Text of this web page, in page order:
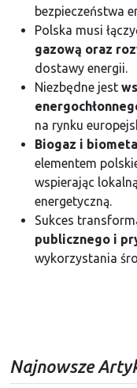
bezpieczeństwa
Polska musi
gazową oraz
dostawy energii.
Niezbędne jest
na rynku
Biogaz i
elementem
wspierając
energetyczną.
Sukces
publicznego i
wykorzystania
Najnowsze